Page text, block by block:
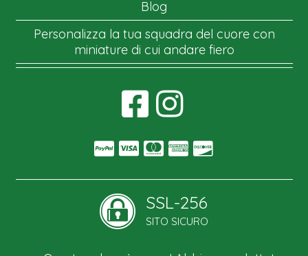
Blog
Personalizza la tua squadra del cuore con
miniature di cui andare fiero
SSL-256
SITO SICURO